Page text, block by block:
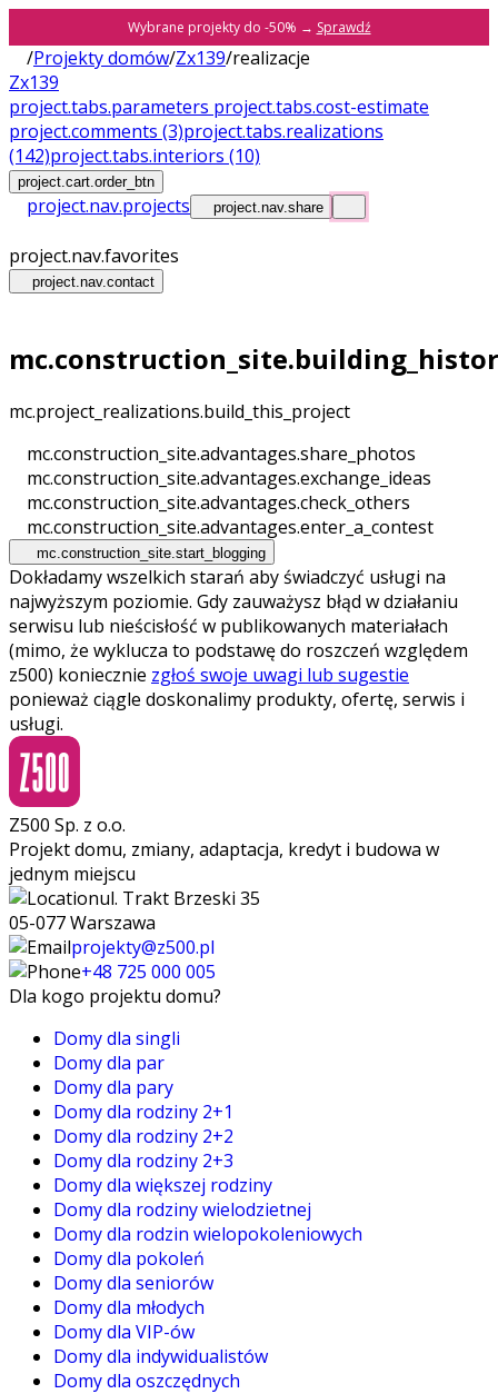
Wybrane projekty do -50% → Sprawdź
/Projekty domów/Zx139/realizacje
Zx139
project.tabs.parameters project.tabs.cost-estimate
project.comments (3)project.tabs.realizations
(142)project.tabs.interiors (10)
project.cart.order_btn
project.nav.projects project.nav.share
project.nav.favorites
project.nav.contact
mc.project_realizations.build_this_project
mc.construction_site.advantages.share_photos
mc.construction_site.advantages.exchange_ideas
mc.construction_site.advantages.check_others
mc.construction_site.advantages.enter_a_contest
mc.construction_site.start_blogging
Dokładamy wszelkich starań aby świadczyć usługi na
najwyższym poziomie. Gdy zauważysz błąd w działaniu
serwisu lub nieścisłość w publikowanych materiałach
(mimo, że wyklucza to podstawę do roszczeń względem
z500) koniecznie zgłoś swoje uwagi lub sugestie
ponieważ ciągle doskonalimy produkty, ofertę, serwis i
usługi.
Z500 Sp. z o.o.
Projekt domu, zmiany, adaptacja, kredyt i budowa w
jednym miejscu
ul. Trakt Brzeski 35
05-077 Warszawa
projekty@z500.pl
+48 725 000 005
Dla kogo projektu domu?
Domy dla singli
Domy dla par
Domy dla pary
Domy dla rodziny 2+1
Domy dla rodziny 2+2
Domy dla rodziny 2+3
Domy dla większej rodziny
Domy dla rodziny wielodzietnej
Domy dla rodzin wielopokoleniowych
Domy dla pokoleń
Domy dla seniorów
Domy dla młodych
Domy dla VIP-ów
Domy dla indywidualistów
Domy dla oszczędnych